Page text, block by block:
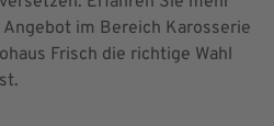
im Bereich Karosserie
Frisch die richtige Wahl